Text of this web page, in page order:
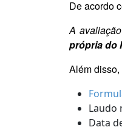
De acordo
A
própria do
Além
Laudo
Data